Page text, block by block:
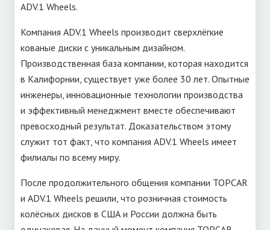
ADV.1 Wheels.
Компания ADV.1 Wheels производит сверхлёгкие
кованые диски с уникальным дизайном.
Производственная база компании, которая находится
в Калифорнии, существует уже более 30 лет. Опытные
инженеры, инновационные технологии производства
и эффективный менеджмент вместе обеспечивают
превосходный результат. Доказательством этому
служит тот факт, что компания ADV.1 Wheels имеет
филиалы по всему миру.
После продолжительного общения компании TOPCAR
и ADV.1 Wheels решили, что розничная стоимость
колёсных дисков в США и России должна быть